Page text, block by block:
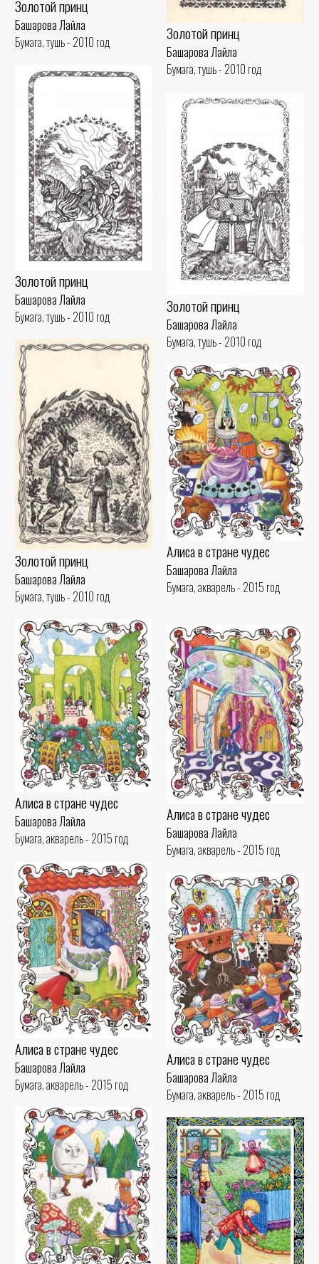
Золотой принц
Башарова Лайла
Бумага, тушь - 2010 год
Золотой принц
Башарова Лайла
Бумага, тушь - 2010 год
Золотой принц
Башарова Лайла
Бумага, тушь - 2010 год
Золотой принц
Башарова Лайла
Бумага, тушь - 2010 год
Золотой принц
Башарова Лайла
Бумага, тушь - 2010 год
Алиса в стране чудес
Башарова Лайла
Бумага, акварель - 2015 год
Алиса в стране чудес
Башарова Лайла
Бумага, акварель - 2015 год
Алиса в стране чудес
Башарова Лайла
Бумага, акварель - 2015 год
Алиса в стране чудес
Башарова Лайла
Бумага, акварель - 2015 год
Алиса в стране чудес
Башарова Лайла
Бумага, акварель - 2015 год